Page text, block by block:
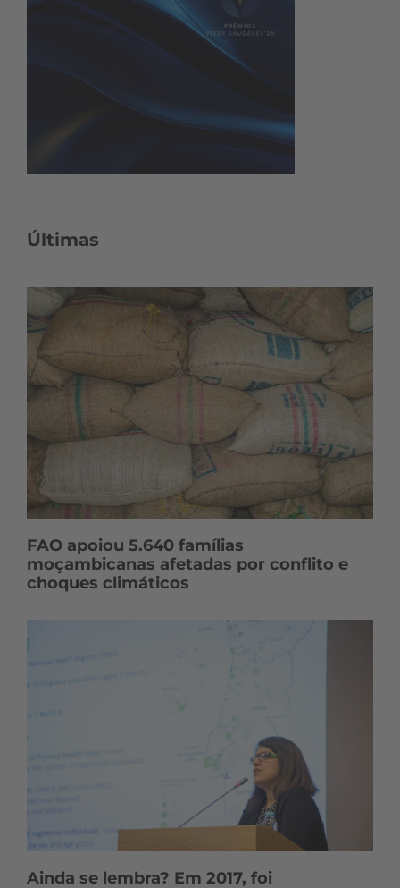
Últimas
FAO apoiou 5.640 famílias
moçambicanas afetadas por conflito e
choques climáticos
Ainda se lembra? Em 2017, foi